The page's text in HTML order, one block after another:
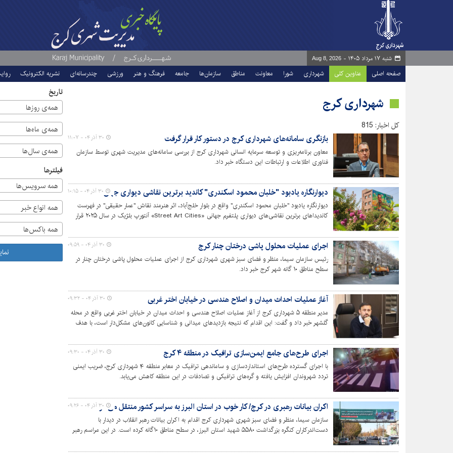
شنبه ۱۷ مرداد ۱۴۰۵ - Aug 8, 2026
صفحه اصلی عناوین کلی شهرداری شورا معاونت مناطق سازمان‌ها جامعه فرهنگ و هنر ورزشی چندرسانه‌ای نشریه الکترونیک
شهرداری کرج
کل اخبار: 815
بازنگری سامانه‌های شهرداری کرج در دستور کار قرار گرفت
معاون برنامه‌ریزی و توسعه سرمایه انسانی شهرداری کرج از بررسی سامانه‌های مدیریت شهری توسط سازمان
فناوری اطلاعات و ارتباطات این دستگاه خبر داد.
۳۰ آذر ۰۴ - ۱۱:۰۷
دیوارنگاره یادبود "خلبان محمود اسکندری" کاندید برترین نقاشی‌ دیواری جهان شد
دیوارنگاره یادبود "خلبان محمود اسکندری" واقع در بلوار خلج‌آباد، اثر هنرمند نقاش "عمار حقیقی" در فهرست
کاندیداهای برترین نقاشی‌های دیواری پلتفرم جهانی «Street Art Cities» آنتورپ بلژیک در سال ۲۰۲۵ قرار
۳۰ آذر ۰۴ - ۱۰:۱۵
اجرای عملیات محلول پاشی درختان چنار کرج
رئیس سازمان سیما، منظر و فضای سبز شهری شهرداری کرج از اجرای عملیات محلول پاشی درختان چنار در
سطح مناطق ۱۰ گانه شهر کرج خبر داد.
۳۰ آذر ۰۴ - ۰۹:۵۹
آغاز عملیات احداث میدان و اصلاح هندسی در خیابان اختر غربی
مدیر منطقه ۵ شهرداری کرج از آغاز عملیات اصلاح هندسی و احداث میدان در خیابان اختر غربی واقع در محله
گلشهر خبر داد و گفت: این اقدام که نتیجه بازدیدهای میدانی و شناسایی کانون‌های مشکل‌دار است، با هدف
۳۰ آذر ۰۴ - ۰۹:۳۲
اجرای طرح‌های جامع ایمن‌سازی ترافیک در منطقه ۴ کرج
با اجرای گسترده طرح‌های استانداردسازی و ساماندهی ترافیک در معابر منطقه ۴ شهرداری کرج، ضریب ایمنی
تردد شهروندان افزایش یافته و گره‌های ترافیکی و تصادفات در این منطقه کاهش می‌یابد.
۳۰ آذر ۰۴ - ۰۹:۳۰
اکران بیانات رهبری در کرج/ کار خوب در استان البرز به سراسر کشور منتقل می‌شود
سازمان سیما، منظر و فضای سبز شهری شهرداری کرج اقدام به اکران بیانات رهبر انقلاب در دیدار با
دست‌اندرکاران کنگره بزرگداشت ۵۵۸۰ شهید استان البرز، در سطح مناطق ۱۰‌گانه کرده است. در این مراسم رهبر
۳۰ آذر ۰۴ - ۰۹:۲۶
تاریخ
همه‌ی روزها
همه‌ی ماه‌ها
همه‌ی سال‌ها
فیلترها
همه سرویس‌ها
همه انواع خبر
همه باکس‌ها